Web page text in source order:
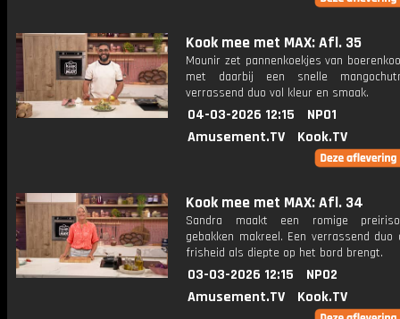
Kook mee met MAX: Afl. 35
Mounir zet pannenkoekjes van
met daarbij een snelle
verrassend duo vol kleur en smaak.
04-03-2026 12:15
NPO1
Amusement.TV
Kook.TV
Kook mee met MAX: Afl. 34
Sandra maakt een romige
gebakken makreel. Een verrassend duo
frisheid als diepte op het bord brengt.
03-03-2026 12:15
NPO2
Amusement.TV
Kook.TV